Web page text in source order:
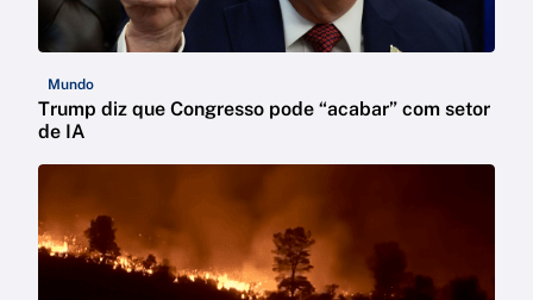
Mundo
Trump diz que Congresso pode “acabar” com setor
de IA